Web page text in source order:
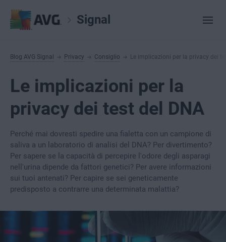
Signal
Blog AVG Signal Privacy Consiglio Le implicazioni per la privacy dei
Le implicazioni per la
privacy dei test del DNA
Perché mai dovresti spedire una fialetta con un campione di
saliva a un laboratorio di analisi del DNA? Per divertimento?
Per sapere se la capacità di percepire l'odore degli asparagi
nell'urina dipende da fattori genetici? Per avere informazioni
sui tuoi antenati? Per capire se sei geneticamente
predisposto a contrarre una determinata malattia?